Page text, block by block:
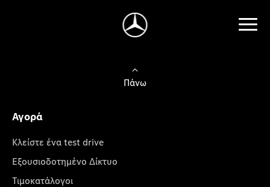
Πάνω
Αγορά
Κλείστε ένα test drive
Εξουσιοδοτημένο Δίκτυο
Τιμοκατάλογοι